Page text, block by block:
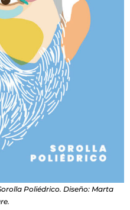
Poliédrico. Diseño: Marta